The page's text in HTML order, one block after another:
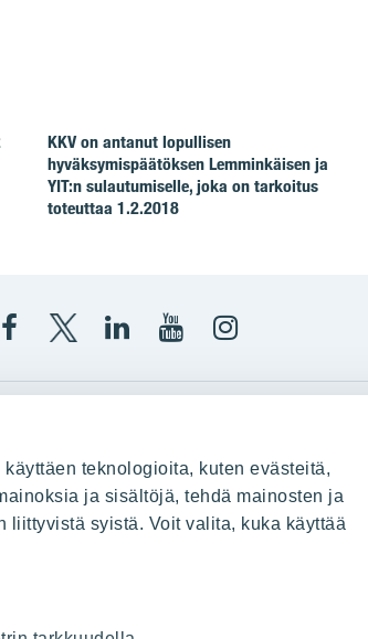
teknologioita, kuten evästeitä,
ja sisältöjä, tehdä mainosten ja
liittyvistä syistä. Voit valita, kuka käyttää
KKV on antanut lopullisen
hyväksymispäätöksen Lemminkäisen ja
YIT:n sulautumiselle, joka on tarkoitus
toteuttaa 1.2.2018
YITCorporation
Corporation
YIT
Myytävät asunnot
Vuokrattavat toimitilat
Toimitilarakentaminen